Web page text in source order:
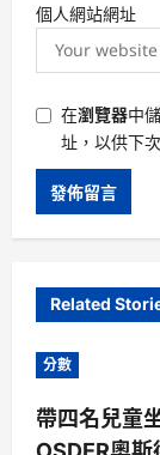
個人網站網址
在瀏覽器中
址，以供下
Related
分數
帶四名兒童